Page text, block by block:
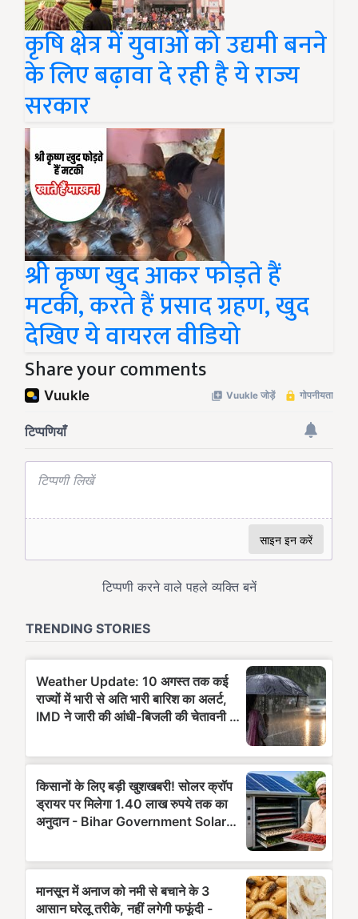
कृषि क्षेत्र में युवाओं को उद्यमी बनने
के लिए बढ़ावा दे रही है ये राज्य
सरकार
श्री कृष्ण खुद आकर फोड़ते हैं
मटकी, करते हैं प्रसाद ग्रहण, खुद
देखिए ये वायरल वीडियो
Share your comments